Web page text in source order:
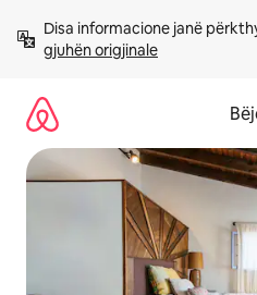
përmbajtja
Disa informacione janë
gjuhën origjinale